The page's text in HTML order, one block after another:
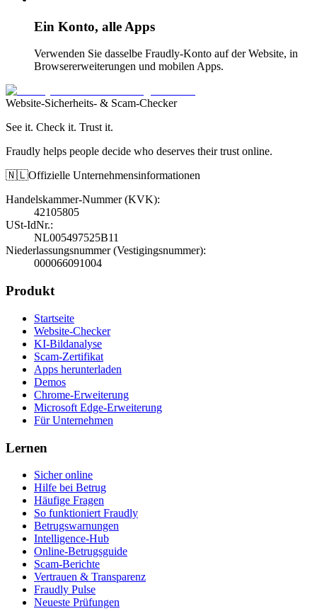
Ein Konto, alle Apps
Verwenden Sie dasselbe Fraudly-Konto auf der Website, in
Browsererweiterungen und mobilen Apps.
Website-Sicherheits- & Scam-Checker
See it. Check it. Trust it.
Fraudly helps people decide who deserves their trust online.
🇳🇱Offizielle Unternehmensinformationen
Handelskammer-Nummer (KVK):
42105805
USt-IdNr.:
NL005497525B11
Niederlassungsnummer (Vestigingsnummer):
000066091004
Produkt
Startseite
Website-Checker
KI-Bildanalyse
Scam-Zertifikat
Apps herunterladen
Demos
Chrome-Erweiterung
Microsoft Edge-Erweiterung
Für Unternehmen
Lernen
Sicher online
Hilfe bei Betrug
Häufige Fragen
So funktioniert Fraudly
Betrugswarnungen
Intelligence-Hub
Online-Betrugsguide
Scam-Berichte
Vertrauen & Transparenz
Fraudly Pulse
Neueste Prüfungen